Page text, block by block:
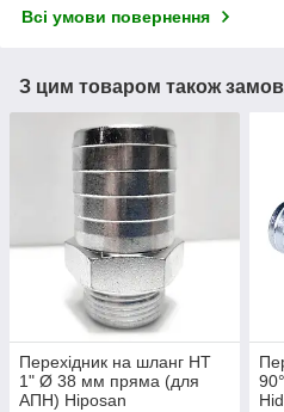
Всі умови повернення
З цим товаром також
Перехідник на шланг НТ
1" Ø 38 мм пряма (для
АПН) Hiposan